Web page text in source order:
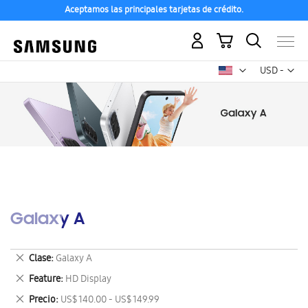
Aceptamos las principales tarjetas de crédito.
USD -
dólar
Mi carrito
Galaxy A
Clase Galaxy A
Eliminar
este
artículo
Feature HD Display
Eliminar
este
Precio US$ 140.00 - US$ 149.99
Eliminar